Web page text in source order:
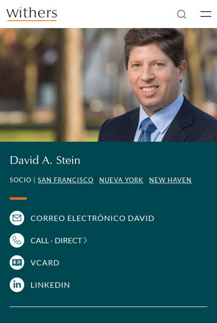
Skip to main content
David A. Stein
SOCIO | SAN FRANCISCO NUEVA YORK NEW HAVEN
CORREO ELECTRÓNICO DAVID
CALL - DIRECT
VCARD
LINKEDIN